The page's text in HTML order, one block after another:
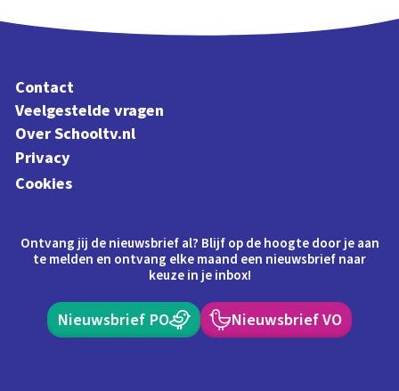
Contact
Veelgestelde vragen
Over Schooltv.nl
Privacy
Cookies
Ontvang jij de nieuwsbrief al? Blijf op de hoogte door je aan
te melden en ontvang elke maand een nieuwsbrief naar
keuze in je inbox!
Nieuwsbrief PO Nieuwsbrief VO